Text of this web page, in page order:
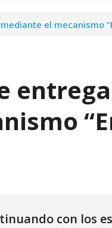
el mecanismo
con los